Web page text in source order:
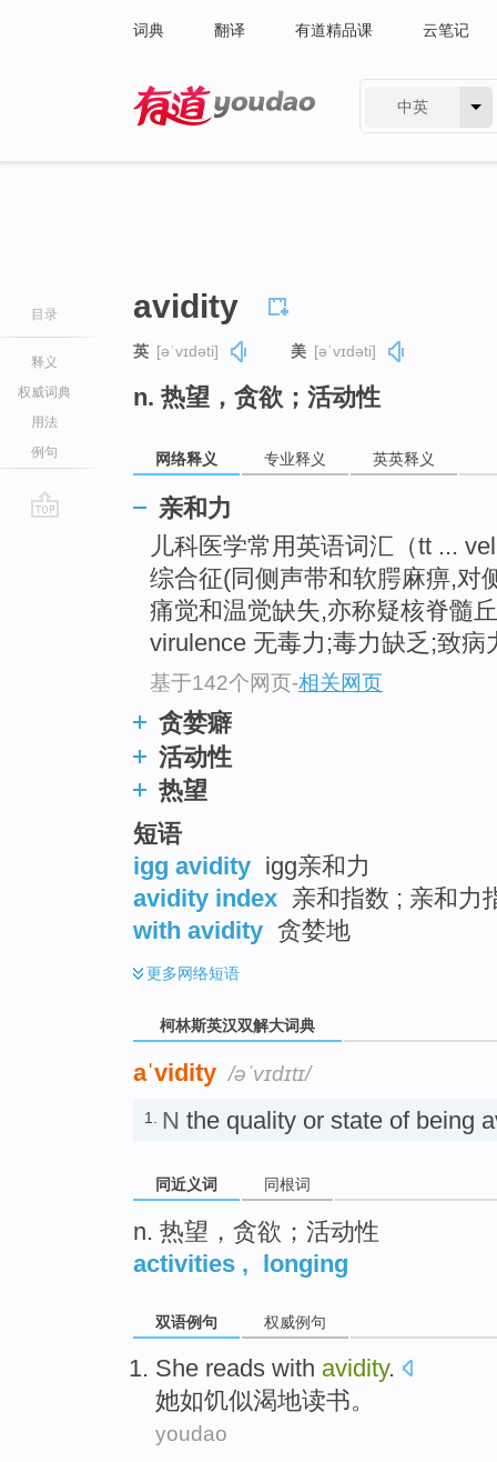
词典 翻译 有道精品课 云笔记
中英
目录
释义
权威词典
用法
例句
avidity
英 [əˈvɪdəti] 美 [əˈvɪdəti]
n. 热望，贪欲；活动性
网络释义 专业释义 英英释义
亲和力
儿科医学常用英语词汇（tt ...
综合征(同侧声带和软腭麻痹,对
痛觉和温觉缺失,亦称疑核脊髓
virulence 无毒力;毒力缺乏;致病
基于142个网页-相关网页
贪婪癖
活动性
热望
短语
igg avidity igg亲和力
avidity index 亲和指数 ; 亲和力
with avidity 贪婪地
更多网络短语
柯林斯英汉双解大词典
aˈvidity /əˈvɪdɪtɪ/
1. N the quality or state of being
同近义词 同根词
n. 热望，贪欲；活动性
activities , longing
双语例句 权威例句
She reads with avidity.
她如饥似渴地读书。
youdao